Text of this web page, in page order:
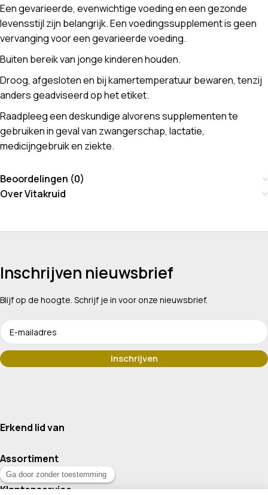
Een gevarieerde, evenwichtige voeding en een gezonde
levensstijl zijn belangrijk. Een voedingssupplement is geen
vervanging voor een gevarieerde voeding.
Buiten bereik van jonge kinderen houden.
Droog, afgesloten en bij kamertemperatuur bewaren, tenzij
anders geadviseerd op het etiket.
Raadpleeg een deskundige alvorens supplementen te
gebruiken in geval van zwangerschap, lactatie,
medicijngebruik en ziekte.
Beoordelingen (0)
Over Vitakruid
Inschrijven nieuwsbrief
Blijf op de hoogte. Schrijf je in voor onze nieuwsbrief.
Erkend lid van
Assortiment
Klantenservice